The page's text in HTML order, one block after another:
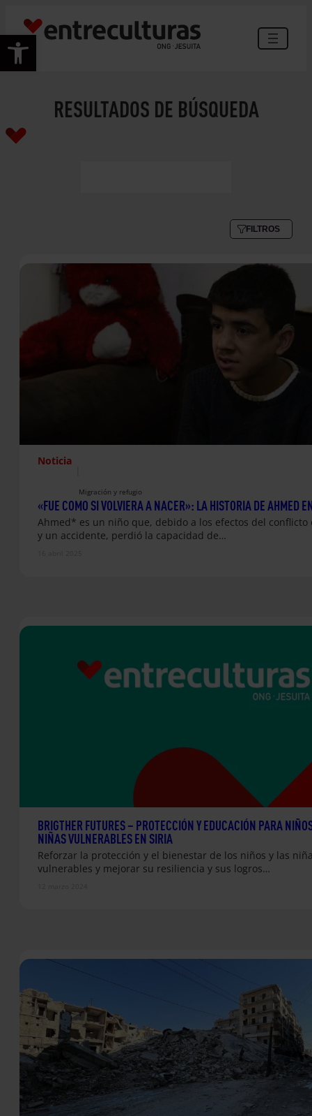
Abrir barra de herramientas
RESULTADOS DE BÚSQUEDA
FILTROS
Noticia
Migración y refugio
«FUE COMO SI VOLVIERA A NACER»: LA HISTORIA DE AHMED
Ahmed* es un niño que, debido a los efectos del conflicto
y un accidente, perdió la capacidad de…
BRIGTHER FUTURES – PROTECCIÓN Y EDUCACIÓN PARA
NIÑAS VULNERABLES EN SIRIA
Reforzar la protección y el bienestar de los niños y las
vulnerables y mejorar su resiliencia y sus logros…